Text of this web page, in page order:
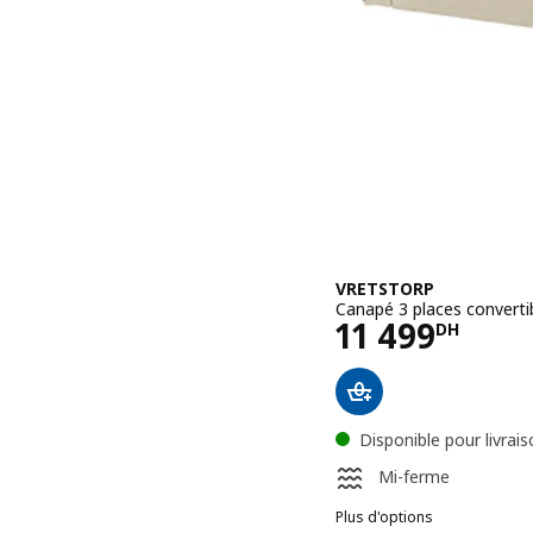
VRETSTORP
Canapé 3 places
11 499DH
Prix 11499DH
Disponible pour
Mi-ferme
Plus d'options